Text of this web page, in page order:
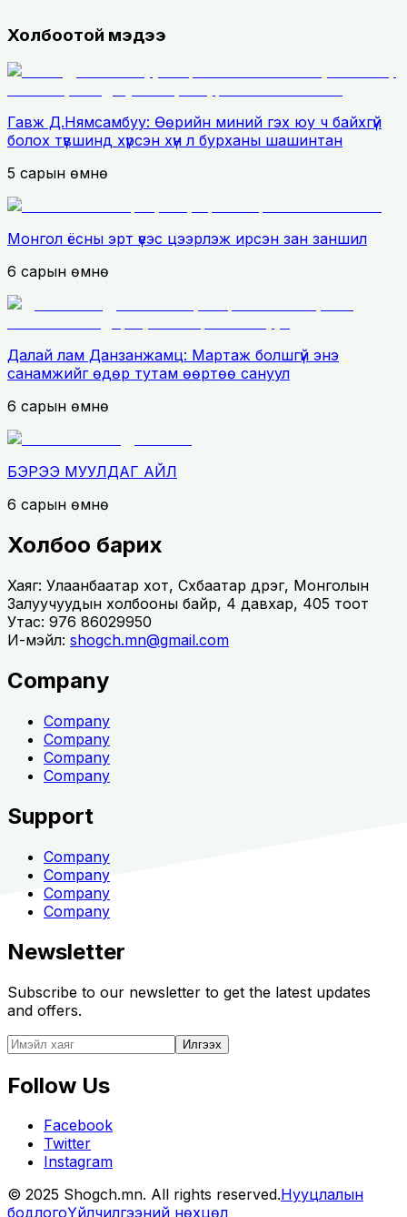
Холбоотой мэдээ
Гавж Д.Нямсамбуу: Өөрийн миний гэх юу ч байхгүй
болох түвшинд хүрсэн хүн л бурханы шашинтан
5 сарын өмнө
Монгол ёсны эрт үеэс цээрлэж ирсэн зан заншил
6 сарын өмнө
Далай лам Данзанжамц: Мартаж болшгүй энэ
санамжийг өдөр тутам өөртөө сануул
6 сарын өмнө
БЭРЭЭ МУУЛДАГ АЙЛ
6 сарын өмнө
Холбоо барих
Хаяг: Улаанбаатар хот, Сүхбаатар дүүрэг, Монголын
Залуучуудын холбооны байр, 4 давхар, 405 тоот
Утас: 976 86029950
И-мэйл: shogch.mn@gmail.com
Company
Company
Company
Company
Company
Support
Company
Company
Company
Company
Newsletter
Subscribe to our newsletter to get the latest updates
and offers.
Илгээх
Follow Us
Facebook
Twitter
Instagram
© 2025 Shogch.mn. All rights reserved.Нууцлалын
бодлогоҮйлчилгээний нөхцөл